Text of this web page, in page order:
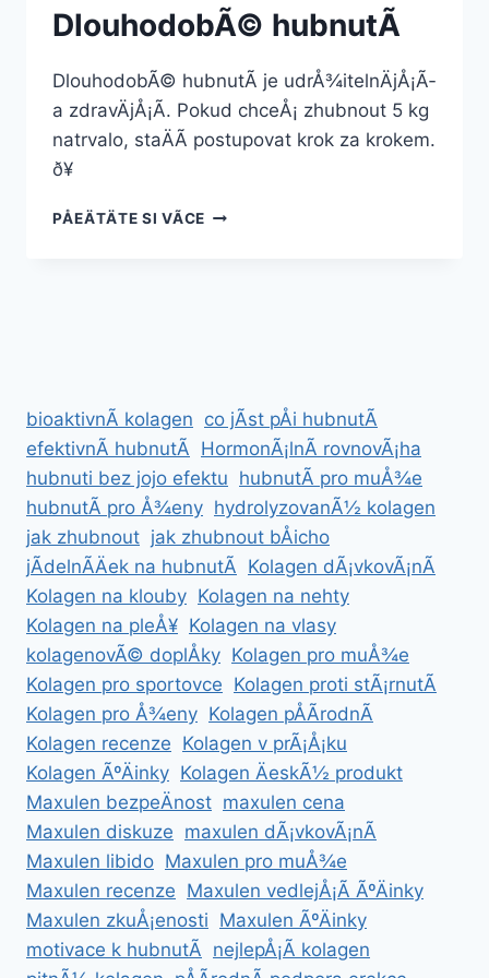
DlouhodobÃ© hubnutÃ­
DlouhodobÃ© hubnutÃ­ je udrÅ¾itelnÄjÅ¡Ã­
a zdravÄjÅ¡Ã­. Pokud chceÅ¡ zhubnout 5 kg
natrvalo, staÄÃ­ postupovat krok za krokem.
ð¥
PÅEÄTÄTE SI VÃ­CEDLOUHODOBÃ©
bioaktivnÃ­ kolagen co jÃ­st pÅi hubnutÃ­
efektivnÃ­ hubnutÃ­ HormonÃ¡lnÃ­ rovnovÃ¡ha
hubnuti bez jojo efektu hubnutÃ­ pro muÅ¾e
hubnutÃ­ pro Å¾eny hydrolyzovanÃ½ kolagen
jak zhubnout jak zhubnout bÅicho
jÃ­delnÃ­Äek na hubnutÃ­ Kolagen dÃ¡vkovÃ¡nÃ­
Kolagen na klouby Kolagen na nehty
Kolagen na pleÅ¥ Kolagen na vlasy
kolagenovÃ© doplÅky Kolagen pro muÅ¾e
Kolagen pro sportovce Kolagen proti stÃ¡rnutÃ­
Kolagen pro Å¾eny Kolagen pÅÃ­rodnÃ­
Kolagen recenze Kolagen v prÃ¡Å¡ku
Kolagen ÃºÄinky Kolagen ÄeskÃ½ produkt
Maxulen bezpeÄnost maxulen cena
Maxulen diskuze maxulen dÃ¡vkovÃ¡nÃ­
Maxulen libido Maxulen pro muÅ¾e
Maxulen recenze Maxulen vedlejÅ¡Ã­ ÃºÄinky
Maxulen zkuÅ¡enosti Maxulen ÃºÄinky
motivace k hubnutÃ­ nejlepÅ¡Ã­ kolagen